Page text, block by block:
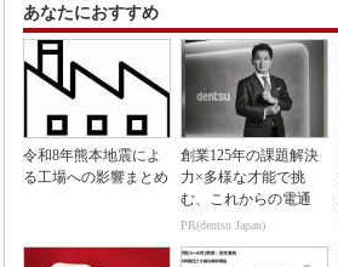
あなたにおすすめ
令和8年熊本地震によ
る工場への影響まとめ
創業125年の課題解決
力×多様な才能で挑
む、これからの電通
PR(dentsu Japan)